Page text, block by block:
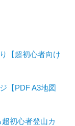
【超初心者向け
【PDF A3地図
超初心者登山カ